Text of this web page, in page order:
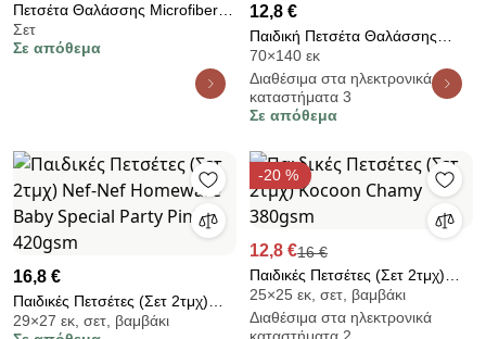
Πετσέτα Θαλάσσης Microfiber 2
Όψεων + Νεσεσέρ Παραλίας
(2τμχ) Feel &amp; Touch Med
Σετ
Σε απόθεμα
12,8 €
Παιδική Πετσέτα Θαλάσσης
Microfiber 2 Όψεων (70x140)
Greenwich Polo Club Junior
4176
70×140 εκ
Διαθέσιμα στα ηλεκτρονικά
καταστήματα 3
Σε απόθεμα
16,8 €
Παιδικές Πετσέτες (Σετ 2τμχ)
Nef-Nef Homeware Baby
29×27 εκ, σετ, βαμβάκι
-20 %
12,8 €16 €
Παιδικές Πετσέτες (Σετ 2τμχ)
Kocoon Chamy 380gsm
25×25 εκ, σετ, βαμβάκι
Διαθέσιμα στα ηλεκτρονικά